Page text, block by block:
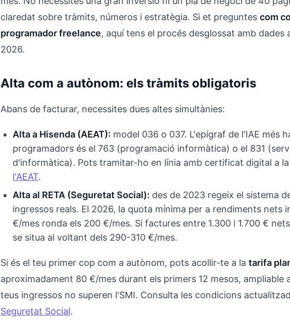
claredat sobre tràmits, números i estratègia. Si et preguntes com
programador freelance, aquí tens el procés desglossat amb dades
2026.
Alta com a autònom: els tràmits obligatoris
Abans de facturar, necessites dues altes simultànies:
Alta a Hisenda (AEAT): model 036 o 037. L'epígraf de l'IAE més
programadors és el 763 (programació informàtica) o el 831
d'informàtica). Pots tramitar-ho en línia amb certificat digital a la
l'AEAT.
Alta al RETA (Seguretat Social): des de 2023 regeix el sistema
ingressos reals. El 2026, la quota mínima per a rendiments nets
€/mes ronda els 200 €/mes. Si factures entre 1.300 i 1.700 €
se situa al voltant dels 290-310 €/mes.
Si és el teu primer cop com a autònom, pots acollir-te a la tarifa
aproximadament 80 €/mes durant els primers 12 mesos, ampliable
teus ingressos no superen l'SMI. Consulta les condicions
Seguretat Social.